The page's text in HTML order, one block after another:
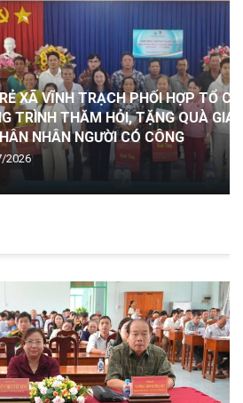
TRẠCH PHỐI HỢP TỔ CHỨC
HỎI, TẶNG QUÀ GIA
CÓ CÔNG